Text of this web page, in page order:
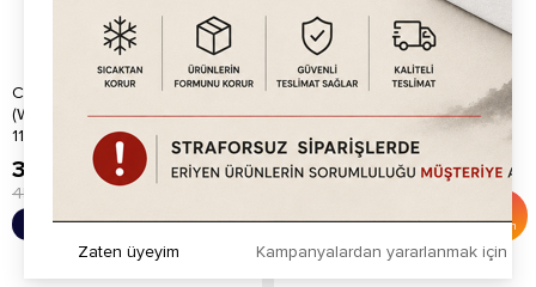
Chocoworld Karpuz
(Watermelon) Meyve Püre
1150gr
İndirim
389.20 TL
450.00
Sepete Ekle
Chocoworld Kavun (Melon)
Meyve Püre 1150gr
İndirim
389.20TL
Sepete Ekle
Kampanyalardan yararlanmak için
Zaten üyeyim